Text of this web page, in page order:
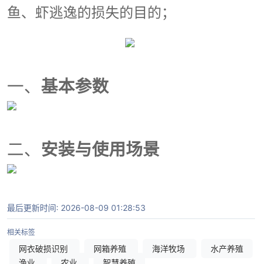
鱼、虾逃逸的损失的目的；
一、 基本参数
二、 安装与使用场景
最后更新时间: 2026-08-09 01:28:53
相关标签
网衣破损识别 网箱养殖 海洋牧场
水产养殖